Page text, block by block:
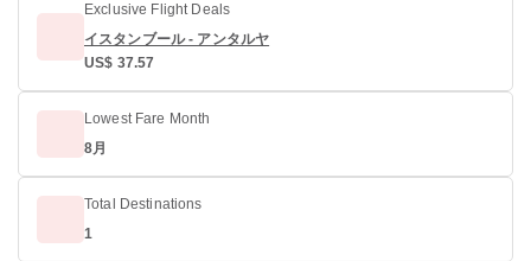
Exclusive Flight Deals
イスタンブール - アンタルヤ
US$ 37.57
Lowest Fare Month
8月
Total Destinations
1